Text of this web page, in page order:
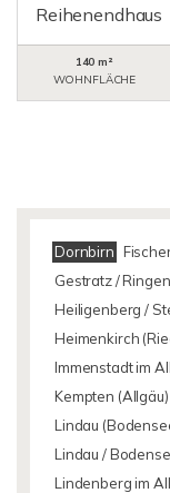
Reihenendhaus
140 m²
WOHNFLÄCHE
Dornbirn
Gestratz /
Heiligenberg /
Heimenkirch
Immenstadt im
Kempten (Allgäu)
Lindau
Lindau /
Lindenberg im